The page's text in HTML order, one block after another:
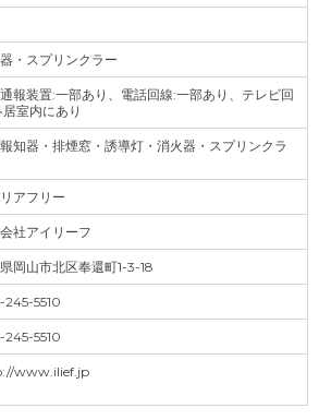
・スプリンクラー
報装置:一部あり、電話回線:一部あり、テレビ回
室内にあり
知器・排煙窓・誘導灯・消火器・スプリンクラ
アフリー
社アイリーフ
岡山市北区奉還町1-3-18
5510
5510
www.ilief.jp